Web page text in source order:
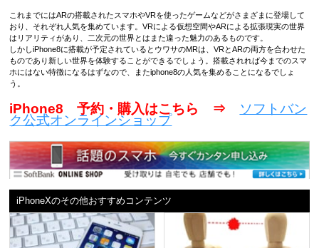
これまでにはARの搭載されたスマホやVRを使ったゲームなどがさまざまに登場して
おり、それぞれ人気を集めています。VRによる仮想空間やARによる拡張現実の世界
はリアリティがあり、二次元の世界とはまた違った魅力のあるものです。
しかしiPhone8に搭載が予定されているとウワサのMRは、VRとARの両方を合わせた
ものであり新しい世界を体験することができるでしょう。搭載されれば今までのスマ
ホにはない特徴になるはずなので、またiphone8の人気を集めることになるでしょ
う。
iPhone8 予約・購入はこちら ⇒ ソフトバン
ク公式オンラインショップ
iPhoneXのその他おすすめコンテンツ